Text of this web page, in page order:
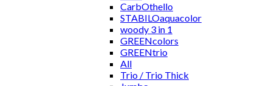
CarbOthello
STABILOaquacolor
woody 3 in 1
GREENcolors
GREENtrio
All
Trio / Trio Thick